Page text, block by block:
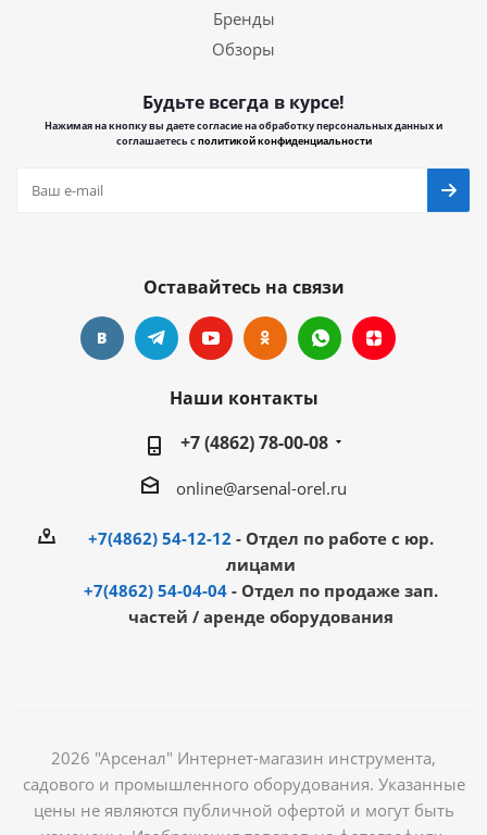
Бренды
Обзоры
Будьте всегда в курсе!
Нажимая на кнопку вы даете согласие на обработку персональных данных и
соглашаетесь сполитикой конфиденциальности
Оставайтесь на связи
Наши контакты
+7 (4862) 78-00-08
online@arsenal-orel.ru
+7(4862) 54-12-12 - Отдел по работе с юр.
лицами
+7(4862) 54-04-04 - Отдел по продаже зап.
частей / аренде оборудования
2026 "Арсенал" Интернет-магазин инструмента,
садового и промышленного оборудования. Указанные
цены не являются публичной офертой и могут быть